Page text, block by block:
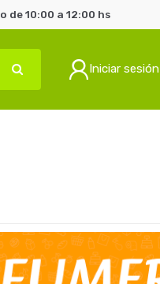
de 10:00 a 12:00 hs
Iniciar sesión